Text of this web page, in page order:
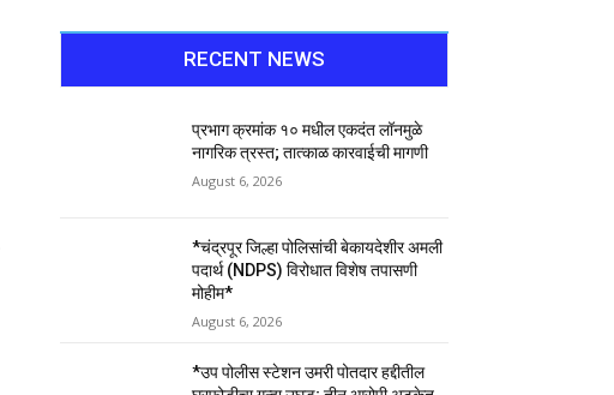
RECENT NEWS
प्रभाग क्रमांक १० मधील एकदंत लॉनमुळे
नागरिक त्रस्त; तात्काळ कारवाईची मागणी
August 6, 2026
*चंद्रपूर जिल्हा पोलिसांची बेकायदेशीर अमली
पदार्थ (NDPS) विरोधात विशेष तपासणी
मोहीम*
August 6, 2026
*उप पोलीस स्टेशन उमरी पोतदार हद्दीतील